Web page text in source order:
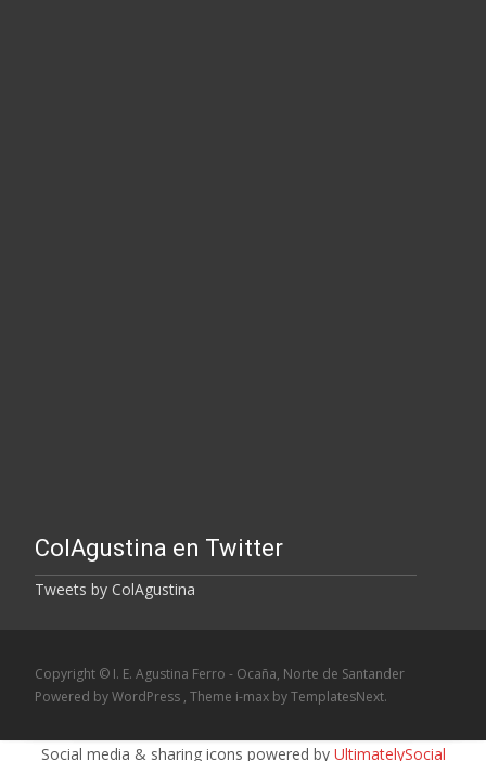
ColAgustina en Twitter
Tweets by ColAgustina
Copyright © I. E. Agustina Ferro - Ocaña, Norte de Santander
Powered by WordPress , Theme i-max by TemplatesNext.
Social media & sharing icons powered by UltimatelySocial